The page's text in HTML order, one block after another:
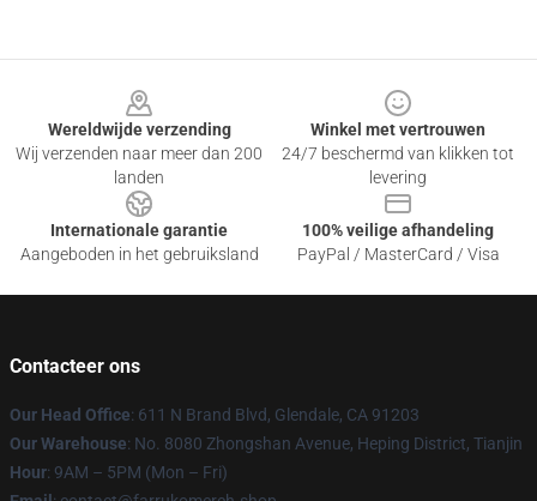
Wereldwijde verzending
Wij verzenden naar meer dan 200
landen
Winkel met vertrouwen
24/7 beschermd van klikken tot
levering
Internationale garantie
Aangeboden in het gebruiksland
100% veilige afhandeling
PayPal / MasterCard / Visa
Contacteer ons
Our Head Office: 611 N Brand Blvd, Glendale, CA 91203
Our Warehouse: No. 8080 Zhongshan Avenue, Heping District, Tianjin
Hour: 9AM – 5PM (Mon – Fri)